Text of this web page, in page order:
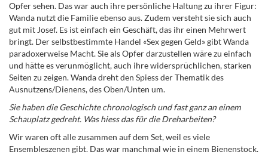
Opfer sehen. Das war auch ihre persönliche Haltung zu ihrer Figur:
Wanda nutzt die Familie ebenso aus. Zudem versteht sie sich auch
gut mit Josef. Es ist einfach ein Geschäft, das ihr einen Mehrwert
bringt. Der selbstbestimmte Handel «Sex gegen Geld» gibt Wanda
paradoxerweise Macht. Sie als Opfer darzustellen wäre zu einfach
und hätte es verunmöglicht, auch ihre widersprüchlichen, starken
Seiten zu zeigen. Wanda dreht den Spiess der Thematik des
Ausnutzens/Dienens, des Oben/Unten um.
Sie haben die Geschichte chronologisch und fast ganz an einem
Schauplatz gedreht. Was hiess das für die Dreharbeiten?
Wir waren oft alle zusammen auf dem Set, weil es viele
Ensembleszenen gibt. Das war manchmal wie in einem Bienenstock.